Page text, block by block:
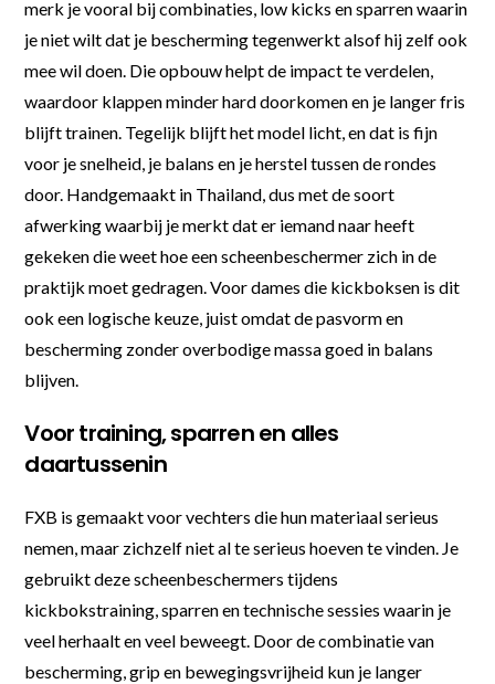
merk je vooral bij combinaties, low kicks en sparren waarin
je niet wilt dat je bescherming tegenwerkt alsof hij zelf ook
mee wil doen. Die opbouw helpt de impact te verdelen,
waardoor klappen minder hard doorkomen en je langer fris
blijft trainen. Tegelijk blijft het model licht, en dat is fijn
voor je snelheid, je balans en je herstel tussen de rondes
door. Handgemaakt in Thailand, dus met de soort
afwerking waarbij je merkt dat er iemand naar heeft
gekeken die weet hoe een scheenbeschermer zich in de
praktijk moet gedragen. Voor dames die kickboksen is dit
ook een logische keuze, juist omdat de pasvorm en
bescherming zonder overbodige massa goed in balans
blijven.
Voor training, sparren en alles
daartussenin
FXB is gemaakt voor vechters die hun materiaal serieus
nemen, maar zichzelf niet al te serieus hoeven te vinden. Je
gebruikt deze scheenbeschermers tijdens
kickbokstraining, sparren en technische sessies waarin je
veel herhaalt en veel beweegt. Door de combinatie van
bescherming, grip en bewegingsvrijheid kun je langer